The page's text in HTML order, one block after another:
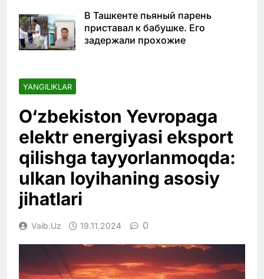
В Ташкенте пьяный парень
приставал к бабушке. Его
задержали прохожие
YANGILIKLAR
O‘zbekiston Yevropaga
elektr energiyasi eksport
qilishga tayyorlanmoqda:
ulkan loyihaning asosiy
jihatlari
Vaib.uz 19.11.2024 0